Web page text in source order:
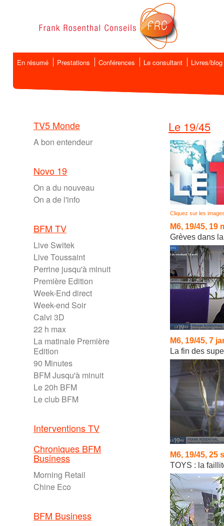
En résumé Prestations Conférences Le consultant Livres/blog
TV5 Monde
A bon entendeur
Novo 19
On a du nouveau
On a de l'info
BFM TV
Live Switek
Live Toussaint
Perrine jusqu'à minuit
Première Edition
Week-End direct
Week-end Soir
Calvi 3D
22 h max
La matinale Première
Edition
90 Minutes
BFM Jusqu'à minuit
Le 20h BFM
Le club BFM
Interventions TV
Chroniques BFM
Business
Morning Retail
Chine Eco
BFM Business
Le 19/45
Cliquez sur les
M6, 19/45, 19
Grèves dans
M6, 19/45, 7
La fin des
M6, 19/45, 25
TOYS : la